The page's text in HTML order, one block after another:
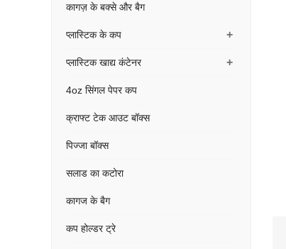
कागज़ के बक्से और बैग
+
प्लास्टिक के कप
+
प्लास्टिक खाद्य कंटेनर
4oz सिंगल पेपर कप
क्राफ्ट टेक आउट बॉक्स
पिज्जा बॉक्स
सलाड का कटोरा
कागज के बैग
कप होल्डर ट्रे